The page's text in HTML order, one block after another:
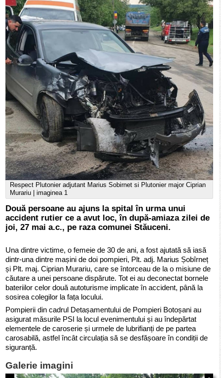
Respect Plutonier adjutant Marius Sobirnet si Plutonier major Ciprian
Murariu | imaginea 1
Două persoane au ajuns la spital în urma unui
accident rutier ce a avut loc, în după-amiaza zilei de
joi, 27 mai a.c., pe raza comunei Stăuceni.
Una dintre victime, o femeie de 30 de ani, a fost ajutată să iasă
dintr-una dintre mașini de doi pompieri, Plt. adj. Marius Șobîrneț
și Plt. maj. Ciprian Murariu, care se întorceau de la o misiune de
căutare a unei persoane dispărute. Tot ei au deconectat bornele
bateriilor celor două autoturisme implicate în accident, până la
sosirea colegilor la fața locului.
Pompierii din cadrul Detașamentului de Pompieri Botoșani au
asigurat măsurile PSI la locul evenimentului și au îndepărtat
elementele de caroserie și urmele de lubrifianți de pe partea
carosabilă, astfel încât circulația să se desfășoare în condiții de
siguranță.
Galerie imagini